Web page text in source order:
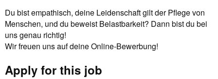
Du bist empathisch, deine Leidenschaft gilt der Pflege von
Menschen, und du beweist Belastbarkeit? Dann bist du bei
uns genau richtig!
Wir freuen uns auf deine Online-Bewerbung!
Apply for this job